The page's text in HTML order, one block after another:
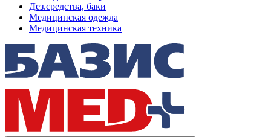
Дез.средства, баки
Медицинская одежда
Медицинская техника